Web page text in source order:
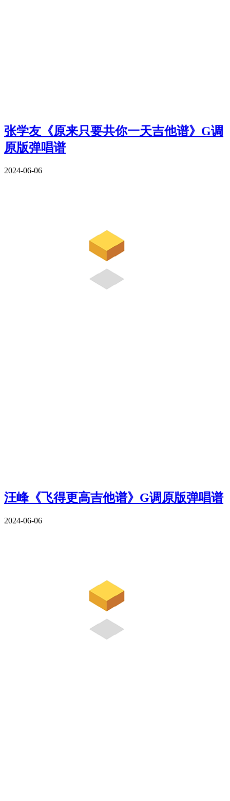
张学友《原来只要共你一天吉他谱》G调
原版弹唱谱
2024-06-06
汪峰《飞得更高吉他谱》G调原版弹唱谱
2024-06-06